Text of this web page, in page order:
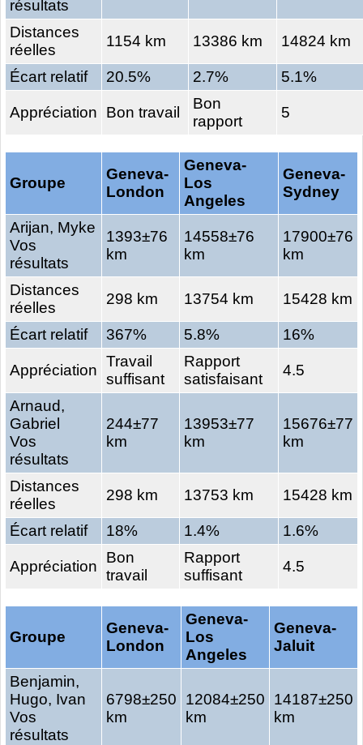
résultats
Distances
réelles
1154 km 13386 km 14824 km
Écart relatif 20.5% 2.7% 5.1%
Appréciation Bon travail
Bon
rapport
5
Groupe
Geneva-
London
Geneva-
Los
Angeles
Geneva-
Sydney
Arijan, Myke
Vos
résultats
1393±76
km
14558±76
km
17900±76
km
Distances
réelles
298 km 13754 km 15428 km
Écart relatif 367% 5.8% 16%
Appréciation
Travail
suffisant
Rapport
satisfaisant
4.5
Arnaud,
Gabriel
Vos
résultats
244±77
km
13953±77
km
15676±77
km
Distances
réelles
298 km 13753 km 15428 km
Écart relatif 18% 1.4% 1.6%
Appréciation
Bon
travail
Rapport
suffisant
4.5
Groupe
Geneva-
London
Geneva-
Los
Angeles
Geneva-
Jaluit
Benjamin,
Hugo, Ivan
Vos
résultats
6798±250
km
12084±250
km
14187±250
km